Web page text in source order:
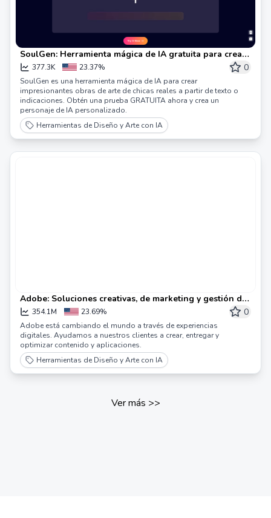
SoulGen: Herramienta mágica de IA gratuita para crear
arte a partir de texto en línea
377.3K 23.37% 0
SoulGen es una herramienta mágica de IA para crear
impresionantes obras de arte de chicas reales a partir de texto o
indicaciones. Obtén una prueba GRATUITA ahora y crea un
personaje de IA personalizado.
Herramientas de Diseño y Arte con IA
Adobe: Soluciones creativas, de marketing y gestión de
documentos
354.1M 23.69% 0
Adobe está cambiando el mundo a través de experiencias
digitales. Ayudamos a nuestros clientes a crear, entregar y
optimizar contenido y aplicaciones.
Herramientas de Diseño y Arte con IA
Ver más >>